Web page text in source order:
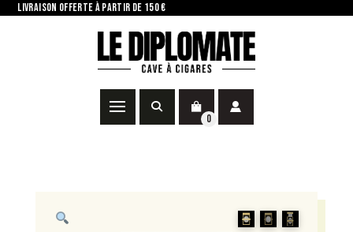
LIVRAISON OFFERTE À PARTIR DE 150 €
0